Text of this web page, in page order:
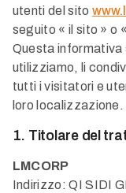
utenti del sito
seguito « il sito » o
Questa informativa
utilizziamo, li
tutti i visitatori e
loro localizzazione.
1. Titolare del
LMCORP
Indirizzo: QI SIDI